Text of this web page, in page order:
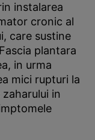
instalarea
cronic al
care sustine
plantara
in urma
mici rupturi la
in